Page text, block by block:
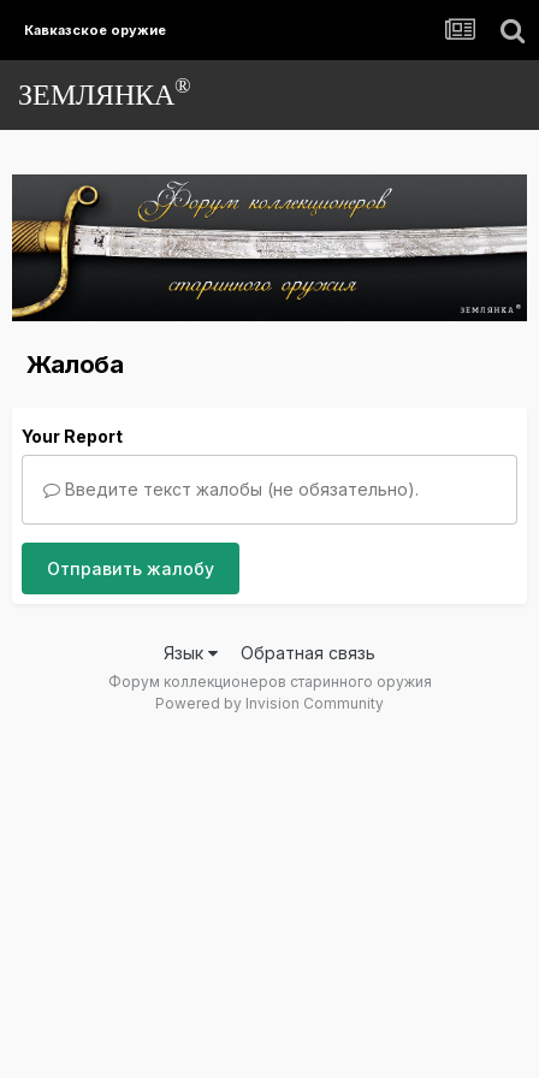
Кавказское оружие
ЗЕМЛЯНКА®
Жалоба
Your Report
Введите текст жалобы (не обязательно).
Отправить жалобу
Язык Обратная связь
Форум коллекционеров старинного оружия
Powered by Invision Community